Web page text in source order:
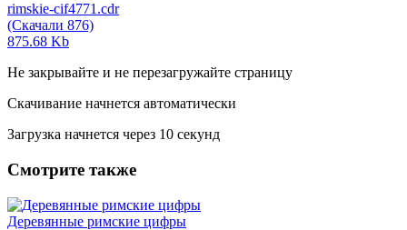
rimskie-cif4771.cdr
(Скачали 876)
875.68 Kb
Не закрывайте и не перезагружайте страницу
Скачивание начнется автоматически
Загрузка начнется через 10 секунд
Смотрите также
Деревянные римские цифры